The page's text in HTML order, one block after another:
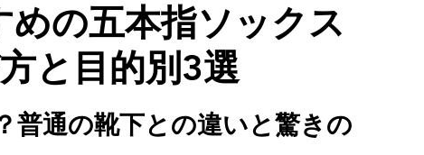
めの五本指ソックス
と目的別3選
普通の靴下との違いと驚きの